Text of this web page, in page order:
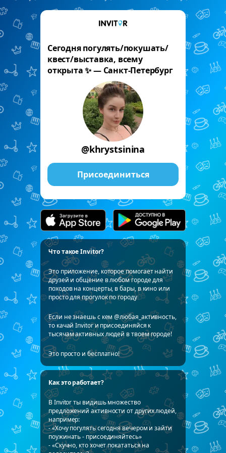
Сегодня погулять/покушать/
квест/выставка, всему
открыта ✨️ — Санкт-Петербург
@khrystsinina
Присоединиться
Что такое Invitor?
Это приложение, которое помогает найти
друзей и общение в любом городе для
походов на концерты, в бары, в кино или
просто для прогулок по городу
Если не знаешь с кем @любая_активность,
то качай Invitor и присоединяйся к
тысячам активных людей в твоем городе!
Это просто и бесплатно!
Как это работает?
В Invitor ты видишь множество
предложений активности от других людей,
например:
- «Хочу погулять сегодня вечером и зайти
поужинать - присоединяйтесь»
- «Скучно, кто хочет покататься на